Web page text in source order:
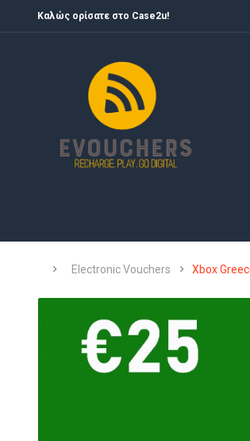
Καλώς ορίσατε στο Case2u!
Electronic Vouchers Xbox